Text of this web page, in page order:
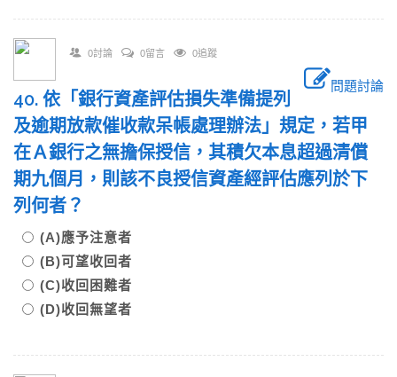
0討論 0留言 0追蹤
問題討論
40. 依「銀行資產評估損失準備提列
及逾期放款催收款呆帳處理辦法」規定，若甲
在Ａ銀行之無擔保授信，其積欠本息超過清償
期九個月，則該不良授信資產經評估應列於下
列何者？
(A)應予注意者
(B)可望收回者
(C)收回困難者
(D)收回無望者